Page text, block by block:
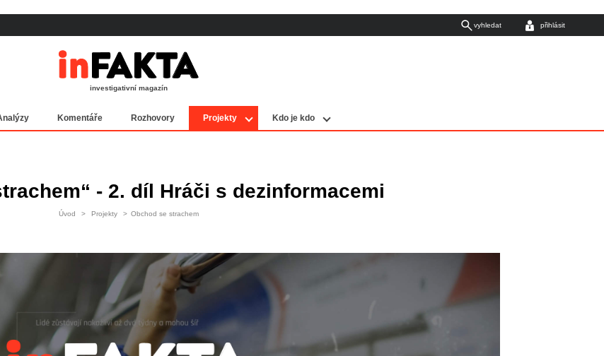
- 2. díl Hráči s dezinformacemi
Úvod > Projekty > Obchod se strachem
investigativní magazín
Komentáře Rozhovory Projekty Kdo je kdo
vyhledat přihlásit